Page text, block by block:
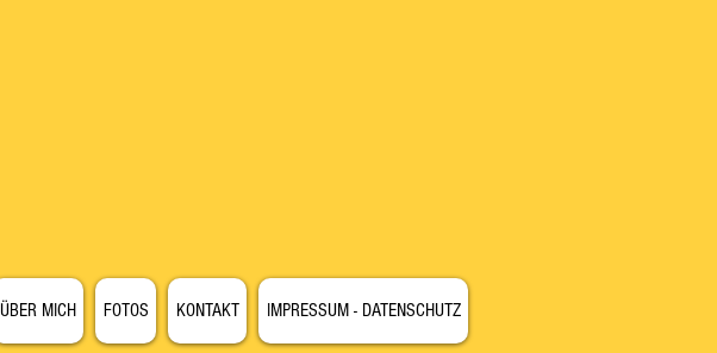
ÜBER MICH FOTOS KONTAKT IMPRESSUM - DATENSCHUTZ